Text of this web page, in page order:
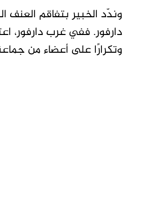
وندّد الخبير بتفاقم
دارفور. ففي غرب دارفور،
وتكرارًا على أعضاء من